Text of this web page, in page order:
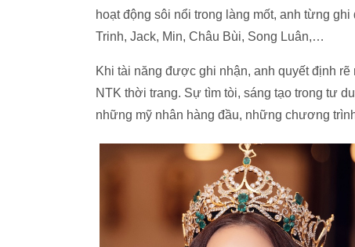
hoạt động sôi nổi trong làng mốt, anh từng
Trinh, Jack, Min, Châu Bùi, Song Luân,…
Khi tài năng được ghi nhận, anh quyết định
NTK thời trang. Sự tìm tòi, sáng tạo trong tư
những mỹ nhân hàng đầu, những chương